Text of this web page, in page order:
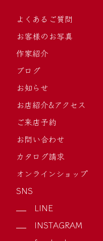
よくあるご質問
お客様のお写真
作家紹介
ブログ
お知らせ
お店紹介&アクセス
ご来店予約
お問い合わせ
カタログ請求
オンラインショップ
SNS
LINE
INSTAGRAM